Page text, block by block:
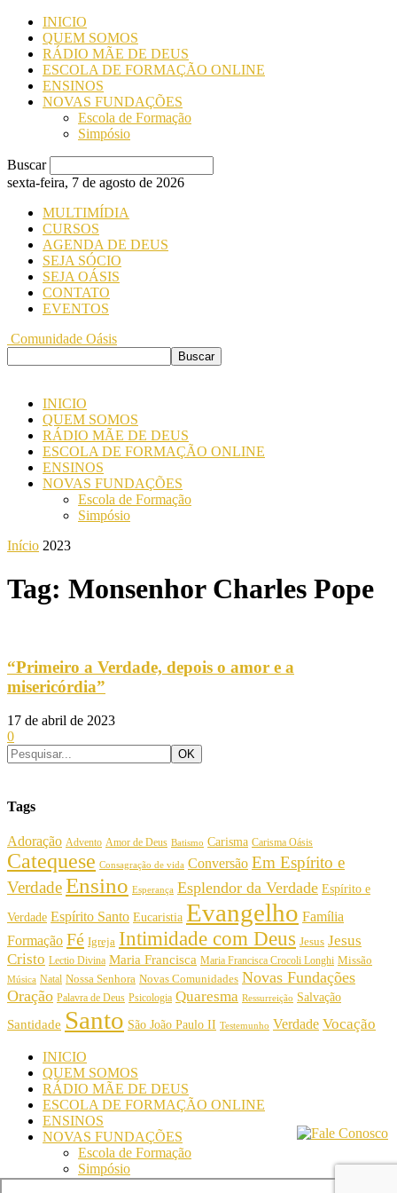
INICIO
QUEM SOMOS
RÁDIO MÃE DE DEUS
ESCOLA DE FORMAÇÃO ONLINE
ENSINOS
NOVAS FUNDAÇÕES
Escola de Formação
Simpósio
Buscar
sexta-feira, 7 de agosto de 2026
MULTIMÍDIA
CURSOS
AGENDA DE DEUS
SEJA SÓCIO
SEJA OÁSIS
CONTATO
EVENTOS
Comunidade Oásis
INICIO
QUEM SOMOS
RÁDIO MÃE DE DEUS
ESCOLA DE FORMAÇÃO ONLINE
ENSINOS
NOVAS FUNDAÇÕES
Escola de Formação
Simpósio
Início 2023
Tag: Monsenhor Charles Pope
“Primeiro a Verdade, depois o amor e a
misericórdia”
17 de abril de 2023
0
Tags
Adoração Advento Amor de Deus Batismo Carisma Carisma Oásis
Catequese Consagração de vida Conversão Em Espírito e
VerdadeEnsino Esperança Esplendor da Verdade Espírito e
Verdade Espírito Santo Eucaristia Evangelho Família
Formação Fé Igreja Intimidade com Deus Jesus Jesus
Cristo Lectio Divina Maria Francisca Maria Francisca Crocoli Longhi Missão
Música Natal Nossa Senhora Novas Comunidades Novas Fundações
Oração Palavra de Deus Psicologia Quaresma Ressurreição Salvação
Santidade Santo São João Paulo II Testemunho Verdade Vocação
INICIO
QUEM SOMOS
RÁDIO MÃE DE DEUS
ESCOLA DE FORMAÇÃO ONLINE
ENSINOS
NOVAS FUNDAÇÕES
Escola de Formação
Simpósio